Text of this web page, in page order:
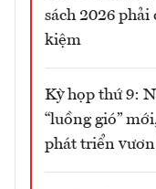
sách 2026
kiệm
Kỳ họp thứ 9:
“luồng gió”
phát triển